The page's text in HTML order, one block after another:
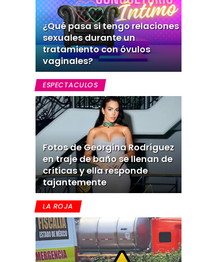
¿Qué pasa si tengo relaciones
sexuales durante un
tratamiento con óvulos
vaginales?
ESPECTACULOS
Fotos de Georgina Rodríguez
en traje de baño se llenan de
críticas y ella responde
tajantemente
LA ROJA